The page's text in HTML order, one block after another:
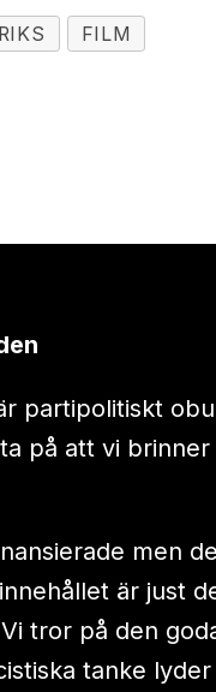
RIKS FILM
partipolitiskt
på att vi
men
är just
tror på den
tanke